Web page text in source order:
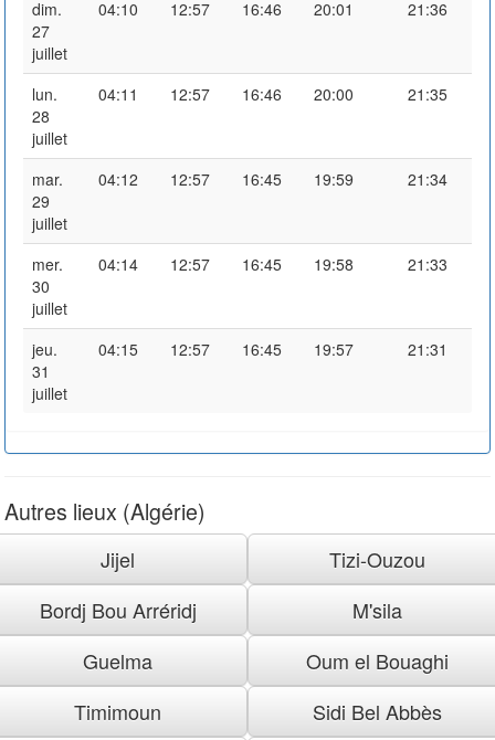
dim.
27
juillet
04:10 12:57 16:46 20:01 21:36
lun.
28
juillet
04:11 12:57 16:46 20:00 21:35
mar.
29
juillet
04:12 12:57 16:45 19:59 21:34
mer.
30
juillet
04:14 12:57 16:45 19:58 21:33
jeu.
31
juillet
04:15 12:57 16:45 19:57 21:31
Autres lieux (Algérie)
Jijel
Tizi-Ouzou
Bordj Bou Arréridj
M'sila
Guelma
Oum el Bouaghi
Timimoun
Sidi Bel Abbès